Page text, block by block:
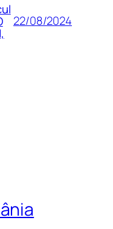
22/08/2024